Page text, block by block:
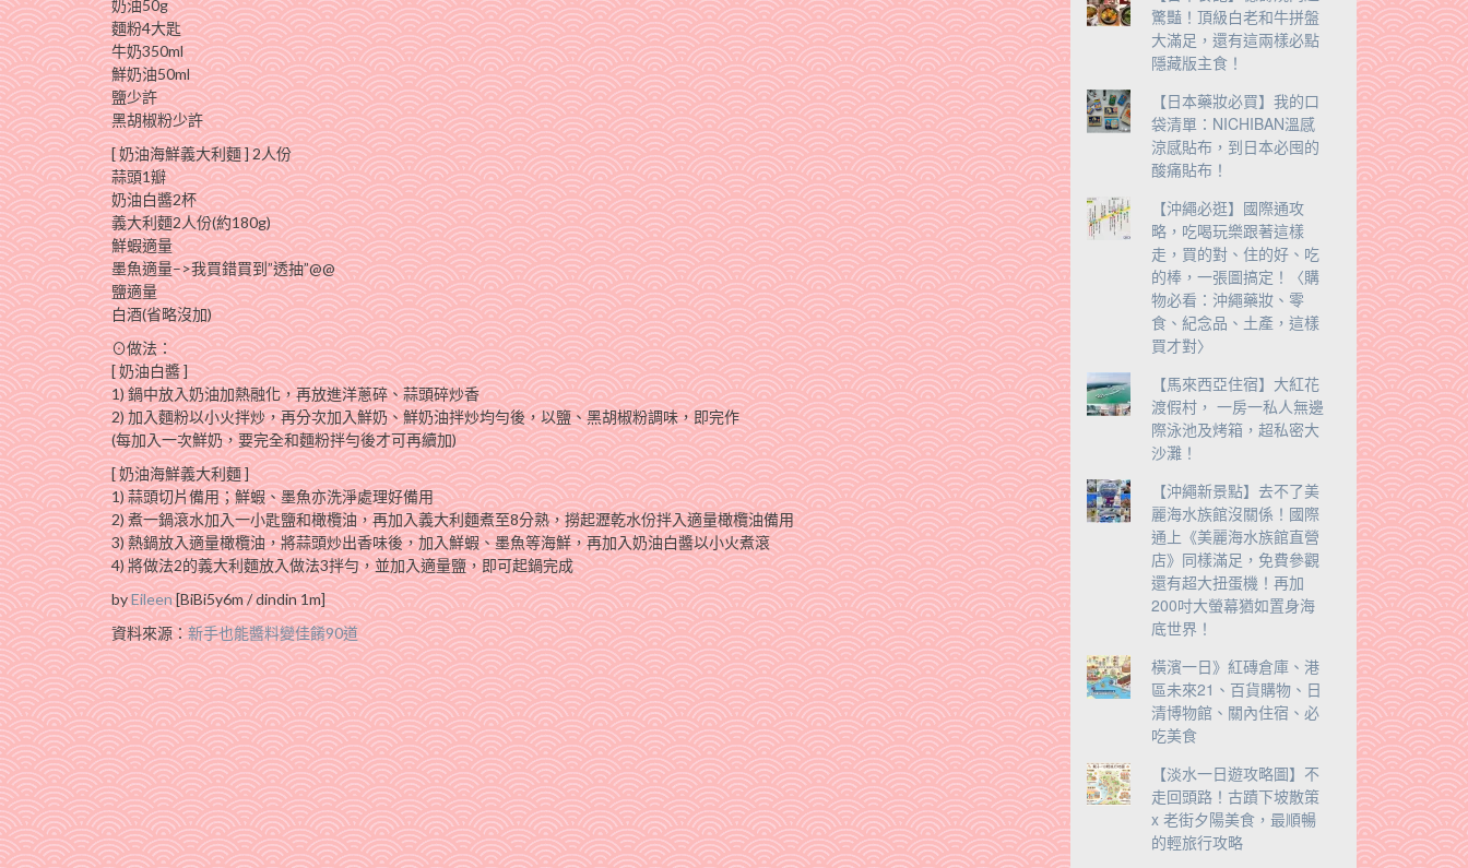
奶油50g
麵粉4大匙
牛奶350ml
鮮奶油50ml
鹽少許
黑胡椒粉少許
[ 奶油海鮮義大利麵 ] 2人份
蒜頭1瓣
奶油白醬2杯
義大利麵2人份(約180g)
鮮蝦適量
墨魚適量–>我買錯買到”透抽”@@
鹽適量
白酒(省略沒加)
⊙做法：
[ 奶油白醬 ]
1) 鍋中放入奶油加熱融化，再放進洋蔥碎、蒜頭碎炒香
2) 加入麵粉以小火拌炒，再分次加入鮮奶、鮮奶油拌炒均勻後，以鹽、黑胡椒粉調味，即完作
(每加入一次鮮奶，要完全和麵粉拌勻後才可再續加)
[ 奶油海鮮義大利麵 ]
1) 蒜頭切片備用；鮮蝦、墨魚亦洗淨處理好備用
2) 煮一鍋滾水加入一小匙鹽和橄欖油，再加入義大利麵煮至8分熟，撈起瀝乾水份拌入適量橄欖油備用
3) 熱鍋放入適量橄欖油，將蒜頭炒出香味後，加入鮮蝦、墨魚等海鮮，再加入奶油白醬以小火煮滾
4) 將做法2的義大利麵放入做法3拌勻，並加入適量鹽，即可起鍋完成
byEileen[BiBi5y6m / dindin 1m]
資料來源：新手也能醬料變佳餚90道
驚豔！頂級白老和牛拼盤
大滿足，還有這兩樣必點
隱藏版主食！
【日本藥妝必買】我的口
袋清單：NICHIBAN溫感
涼感貼布，到日本必囤的
酸痛貼布！
【沖繩必逛】國際通攻
略，吃喝玩樂跟著這樣
走，買的對、住的好、吃
的棒，一張圖搞定！〈購
物必看：沖繩藥妝、零
食、紀念品、土產，這樣
買才對〉
【馬來西亞住宿】大紅花
渡假村， 一房一私人無邊
際泳池及烤箱，超私密大
沙灘！
【沖繩新景點】去不了美
麗海水族館沒關係！國際
通上《美麗海水族館直營
店》同樣滿足，免費參觀
還有超大扭蛋機！再加
200吋大螢幕猶如置身海
底世界！
橫濱一日》紅磚倉庫、港
區未來21、百貨購物、日
清博物館、關內住宿、必
吃美食
【淡水一日遊攻略圖】不
走回頭路！古蹟下坡散策
x 老街夕陽美食，最順暢
的輕旅行攻略